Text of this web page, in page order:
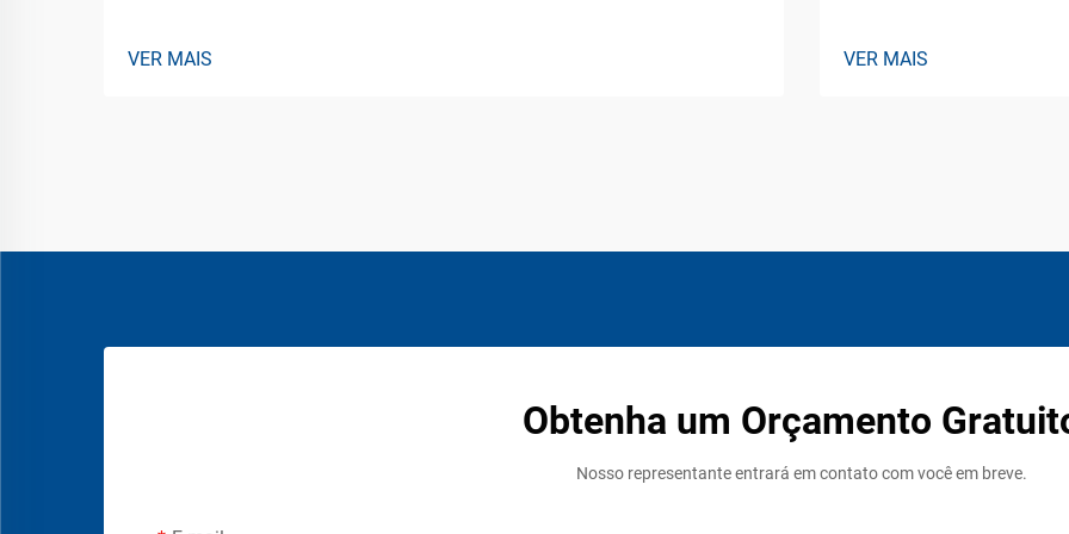
VER MAIS VER MAIS
Obtenha um Orçamento
Nosso representante entrará em contato com você em breve.